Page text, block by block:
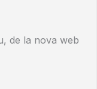
de la nova web